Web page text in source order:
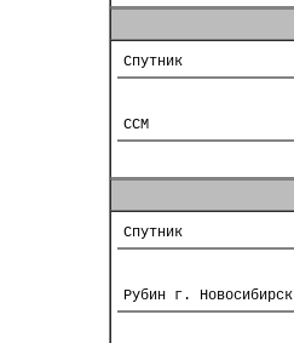
Спутник
ССМ
Спутник
Рубин г. Новосибирск